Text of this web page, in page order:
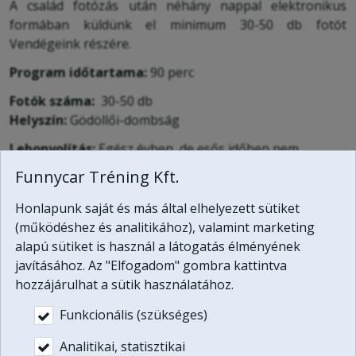
A család fotózás után néhány nappal elektronikus
formában küldünk el minimum 30-50 db fotót
Vendégeink részére.
Program időtartama:90 perc
Fotók száma: 30-50 db
Helyszín:Gödöllői-dombság
Lebonyolítás:Egész évben, de esős időben nem
javasolt a család fotózás.
Találkozó:Gödön, megbeszélés szerint. (Budapesttől
16 km.)
Résztvevők száma:1-4 fő (A megajándékozott és
meghívottjai.)
Ez az élményajándék egy évig beváltható!
Ajándékutalvány vásárlás nélkül is átélheti a kalandot,
kérjen időpontot most
a program lebonyolítására
Funnycar Tréning Kft.
Honlapunk saját és más által elhelyezett sütiket
(működéshez és analitikához), valamint marketing
alapú sütiket is használ a látogatás élményének
javításához. Az "Elfogadom" gombra kattintva
hozzájárulhat a sütik használatához.
Funkcionális (szükséges)
Analitikai, statisztikai